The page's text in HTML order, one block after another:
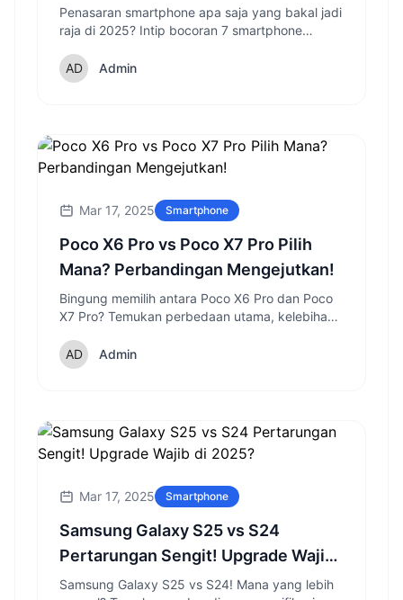
Penasaran smartphone apa saja yang bakal jadi
raja di 2025? Intip bocoran 7 smartphone
paling memukau!
Admin
Mar 17, 2025 Smartphone
Poco X6 Pro vs Poco X7 Pro Pilih
Mana? Perbandingan Mengejutkan!
Bingung memilih antara Poco X6 Pro dan Poco
X7 Pro? Temukan perbedaan utama, kelebihan,
memutuskan di 2025.
Admin
Mar 17, 2025 Smartphone
Samsung Galaxy S25 vs S24
Pertarungan Sengit! Upgrade Wajib
di 2025?
Samsung Galaxy S25 vs S24! Mana yang lebih